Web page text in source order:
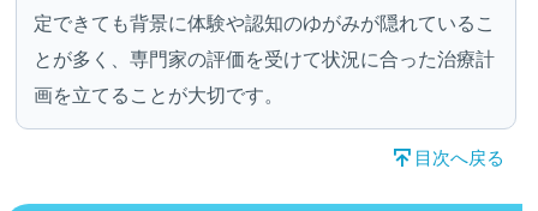
定できても背景に体験や認知のゆがみが隠れているこ
とが多く、専門家の評価を受けて状況に合った治療計
画を立てることが大切です。
目次へ戻る